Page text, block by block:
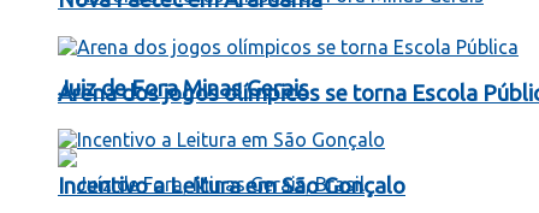
Juiz de Fora Minas Gerais
Arena dos jogos olímpicos se torna Escola
Incentivo a Leitura em São Gonçalo